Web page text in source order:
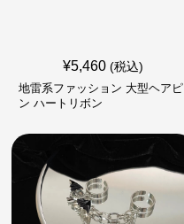
¥5,460 (税込)
地雷系ファッション 大型ヘアピ
ン ハートリボン